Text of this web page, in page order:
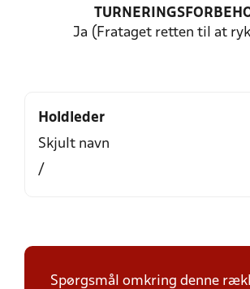
Ja (Frataget retten til at
Holdleder
Skjult navn
/
Spørgsmål omkring denne